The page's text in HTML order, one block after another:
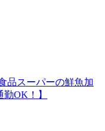
品スーパーの鮮魚加
OK！】